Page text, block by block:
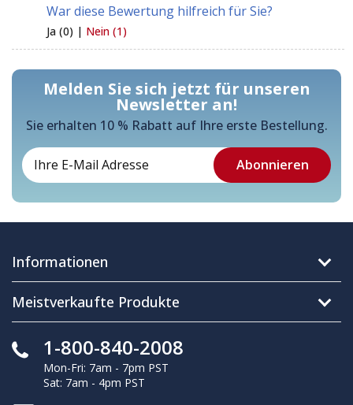
War diese Bewertung hilfreich für Sie?
Ja (0) | Nein (1)
Melden Sie sich jetzt für unseren
Newsletter an!
Sie erhalten 10 % Rabatt auf Ihre erste Bestellung.
Informationen
Meistverkaufte Produkte
1-800-840-2008
Mon-Fri: 7am - 7pm PST
Sat: 7am - 4pm PST